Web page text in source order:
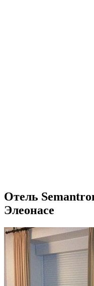
Отель
Элеонасе